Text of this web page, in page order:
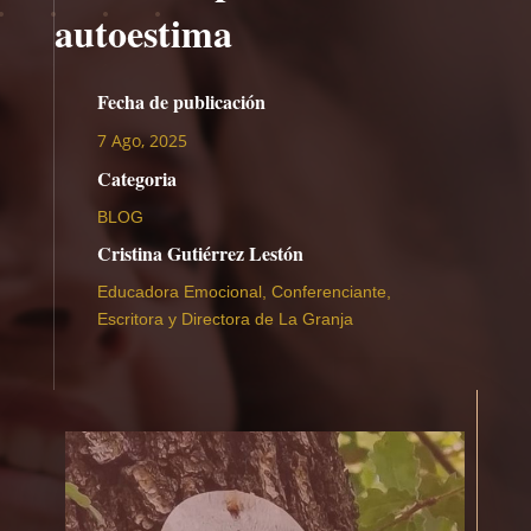
autoestima
Fecha de publicación
7 Ago, 2025
Categoria
BLOG
Cristina Gutiérrez Lestón
Educadora Emocional, Conferenciante,
Escritora y Directora de La Granja